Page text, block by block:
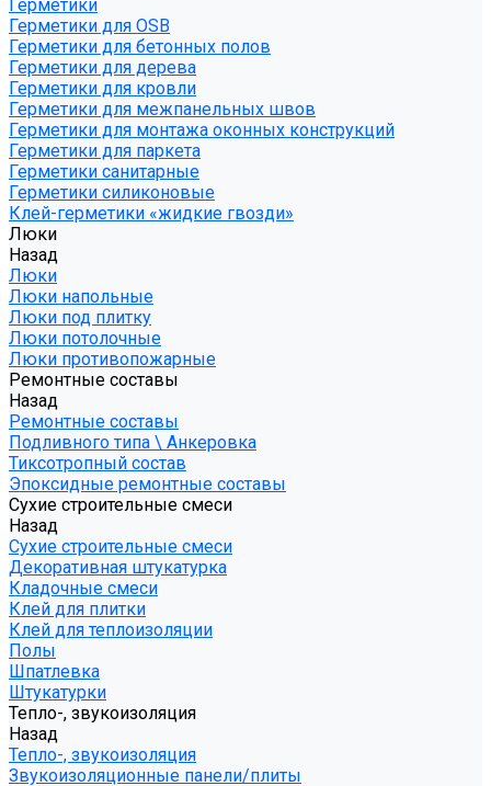
Герметики
Герметики для OSB
Герметики для бетонных полов
Герметики для дерева
Герметики для кровли
Герметики для межпанельных швов
Герметики для монтажа оконных конструкций
Герметики для паркета
Герметики санитарные
Герметики силиконовые
Клей-герметики «жидкие гвозди»
Люки
Назад
Люки
Люки напольные
Люки под плитку
Люки потолочные
Люки противопожарные
Ремонтные составы
Назад
Ремонтные составы
Подливного типа \ Анкеровка
Тиксотропный состав
Эпоксидные ремонтные составы
Сухие строительные смеси
Назад
Сухие строительные смеси
Декоративная штукатурка
Кладочные смеси
Клей для плитки
Клей для теплоизоляции
Полы
Шпатлевка
Штукатурки
Тепло-, звукоизоляция
Назад
Тепло-, звукоизоляция
Звукоизоляционные панели/плиты